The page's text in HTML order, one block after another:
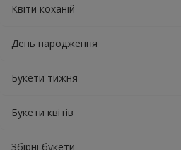
Квіти коханій
День народження
Букети тижня
Букети квітів
Збірні букети